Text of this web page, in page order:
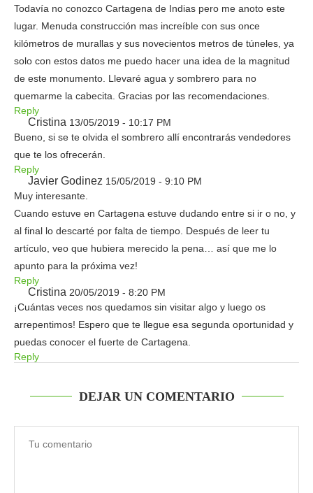
Todavía no conozco Cartagena de Indias pero me anoto este
lugar. Menuda construcción mas increíble con sus once
kilómetros de murallas y sus novecientos metros de túneles, ya
solo con estos datos me puedo hacer una idea de la magnitud
de este monumento. Llevaré agua y sombrero para no
quemarme la cabecita. Gracias por las recomendaciones.
Reply
Cristina 13/05/2019 - 10:17 PM
Bueno, si se te olvida el sombrero allí encontrarás vendedores
que te los ofrecerán.
Reply
Javier Godinez 15/05/2019 - 9:10 PM
Muy interesante.
Cuando estuve en Cartagena estuve dudando entre si ir o no, y
al final lo descarté por falta de tiempo. Después de leer tu
artículo, veo que hubiera merecido la pena… así que me lo
apunto para la próxima vez!
Reply
Cristina 20/05/2019 - 8:20 PM
¡Cuántas veces nos quedamos sin visitar algo y luego os
arrepentimos! Espero que te llegue esa segunda oportunidad y
puedas conocer el fuerte de Cartagena.
Reply
DEJAR UN COMENTARIO